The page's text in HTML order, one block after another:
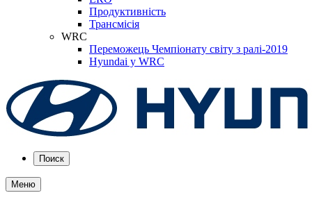
Продуктивність
Трансмісія
WRC
Переможець Чемпіонату світу з ралі-2019
Hyundai у WRC
Поиск
Меню